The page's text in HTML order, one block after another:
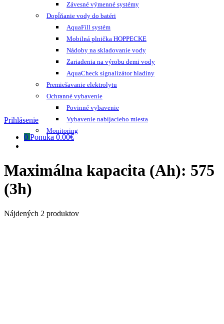
Závesné výmenné systémy
Dopĺňanie vody do batéri
AquaFill systém
Mobilná plnička HOPPECKE
Nádoby na skladovanie vody
Zariadenia na výrobu demi vody
AquaCheck signalizátor hladiny
Premiešavanie elektrolytu
Ochranné vybavenie
Povinné vybavenie
Vybavenie nabíjacieho miesta
Monitoring
Prihlásenie
0 Ponuka 0.00€
Maximálna kapacita (Ah): 575
(3h)
Nájdených 2 produktov